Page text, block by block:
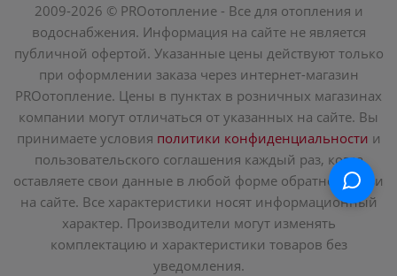
2009-2026 © PROотопление - Все для отопления и
водоснабжения. Информация на сайте не является
публичной офертой. Указанные цены действуют только
при оформлении заказа через интернет-магазин
PROотопление. Цены в пунктах в розничных магазинах
компании могут отличаться от указанных на сайте. Вы
принимаете условия политики конфиденциальности и
пользовательского соглашения каждый раз, когда
оставляете свои данные в любой форме обратной связи
на сайте. Все характеристики носят информационный
характер. Производители могут изменять
комплектацию и характеристики товаров без
уведомления.